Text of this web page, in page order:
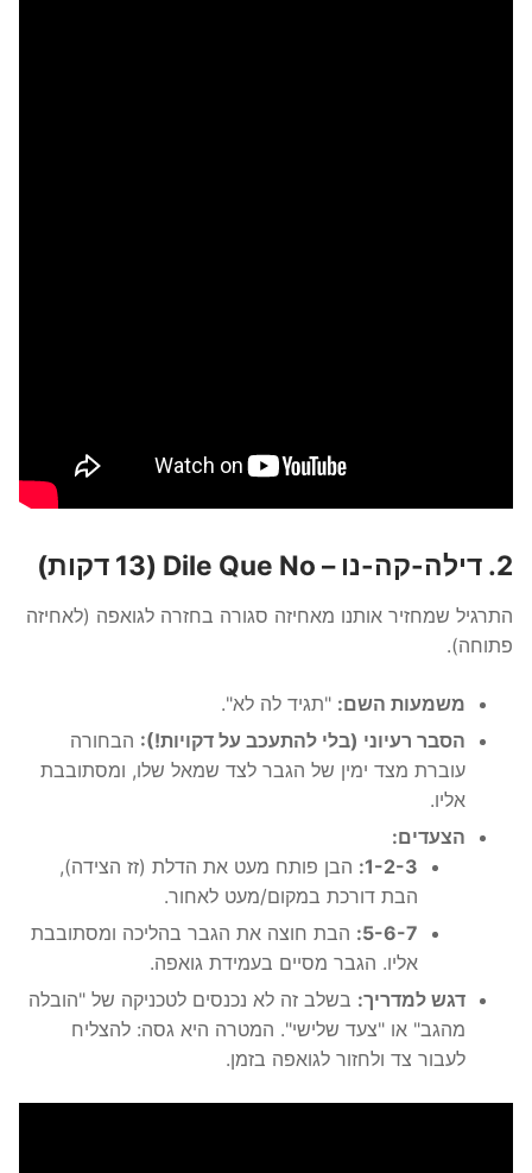
2. דילה-קה-נו – Dile Que No (13 דקות)
התרגיל שמחזיר אותנו מאחיזה סגורה בחזרה לגואפה (לאחיזה
פתוחה).
משמעות השם: "תגיד לה לא".
הסבר רעיוני (בלי להתעכב על דקויות!): הבחורה
עוברת מצד ימין של הגבר לצד שמאל שלו, ומסתובבת
אליו.
הצעדים:
1-2-3: הבן פותח מעט את הדלת (זז הצידה),
הבת דורכת במקום/מעט לאחור.
5-6-7: הבת חוצה את הגבר בהליכה ומסתובבת
אליו. הגבר מסיים בעמידת גואפה.
דגש למדריך: בשלב זה לא נכנסים לטכניקה של "הובלה
מהגב" או "צעד שלישי". המטרה היא גסה: להצליח
לעבור צד ולחזור לגואפה בזמן.